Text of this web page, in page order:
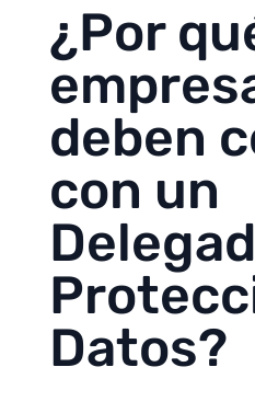
¿Por
deben
con un
Datos?